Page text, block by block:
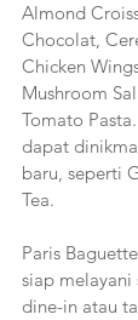
Almond
Chocolat,
Chicken
Mushroom
Tomato
dapat
baru, seperti
Tea.
Paris
siap
dine-in atau